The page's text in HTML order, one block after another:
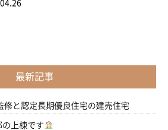
最新記事
修と認定長期優良住宅の建売住宅
の上棟です